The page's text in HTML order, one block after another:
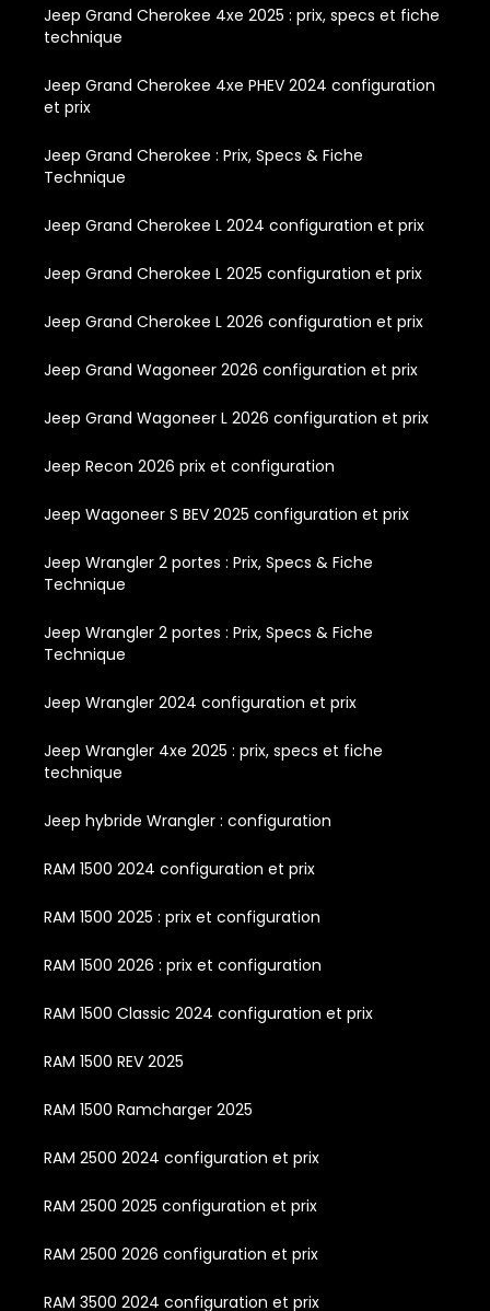
Jeep Grand Cherokee 4xe 2025 : prix, specs et fiche
technique
Jeep Grand Cherokee 4xe PHEV 2024 configuration
et prix
Jeep Grand Cherokee : Prix, Specs & Fiche
Technique
Jeep Grand Cherokee L 2024 configuration et prix
Jeep Grand Cherokee L 2025 configuration et prix
Jeep Grand Cherokee L 2026 configuration et prix
Jeep Grand Wagoneer 2026 configuration et prix
Jeep Grand Wagoneer L 2026 configuration et prix
Jeep Recon 2026 prix et configuration
Jeep Wagoneer S BEV 2025 configuration et prix
Jeep Wrangler 2 portes : Prix, Specs & Fiche
Technique
Jeep Wrangler 2 portes : Prix, Specs & Fiche
Technique
Jeep Wrangler 2024 configuration et prix
Jeep Wrangler 4xe 2025 : prix, specs et fiche
technique
Jeep hybride Wrangler : configuration
RAM 1500 2024 configuration et prix
RAM 1500 2025 : prix et configuration
RAM 1500 2026 : prix et configuration
RAM 1500 Classic 2024 configuration et prix
RAM 1500 REV 2025
RAM 1500 Ramcharger 2025
RAM 2500 2024 configuration et prix
RAM 2500 2025 configuration et prix
RAM 2500 2026 configuration et prix
RAM 3500 2024 configuration et prix